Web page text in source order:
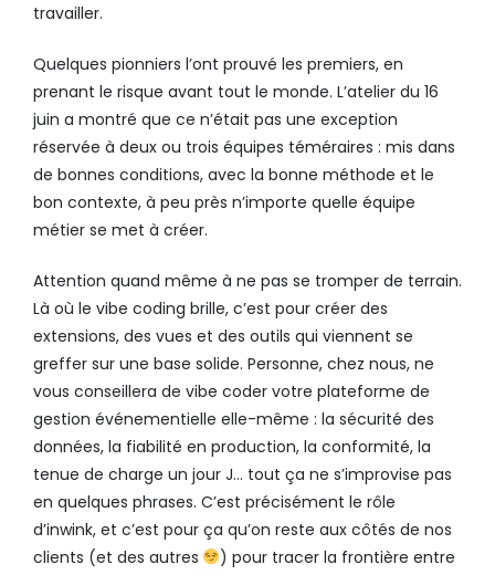
travailler.
Quelques pionniers l’ont prouvé les premiers, en
prenant le risque avant tout le monde. L’atelier du 16
juin a montré que ce n’était pas une exception
réservée à deux ou trois équipes téméraires : mis dans
de bonnes conditions, avec la bonne méthode et le
bon contexte, à peu près n’importe quelle équipe
métier se met à créer.
Attention quand même à ne pas se tromper de terrain.
Là où le vibe coding brille, c’est pour créer des
extensions, des vues et des outils qui viennent se
greffer sur une base solide. Personne, chez nous, ne
vous conseillera de vibe coder votre plateforme de
gestion événementielle elle-même : la sécurité des
données, la fiabilité en production, la conformité, la
tenue de charge un jour J… tout ça ne s’improvise pas
en quelques phrases. C’est précisément le rôle
d’inwink, et c’est pour ça qu’on reste aux côtés de nos
clients (et des autres
) pour tracer la frontière entre